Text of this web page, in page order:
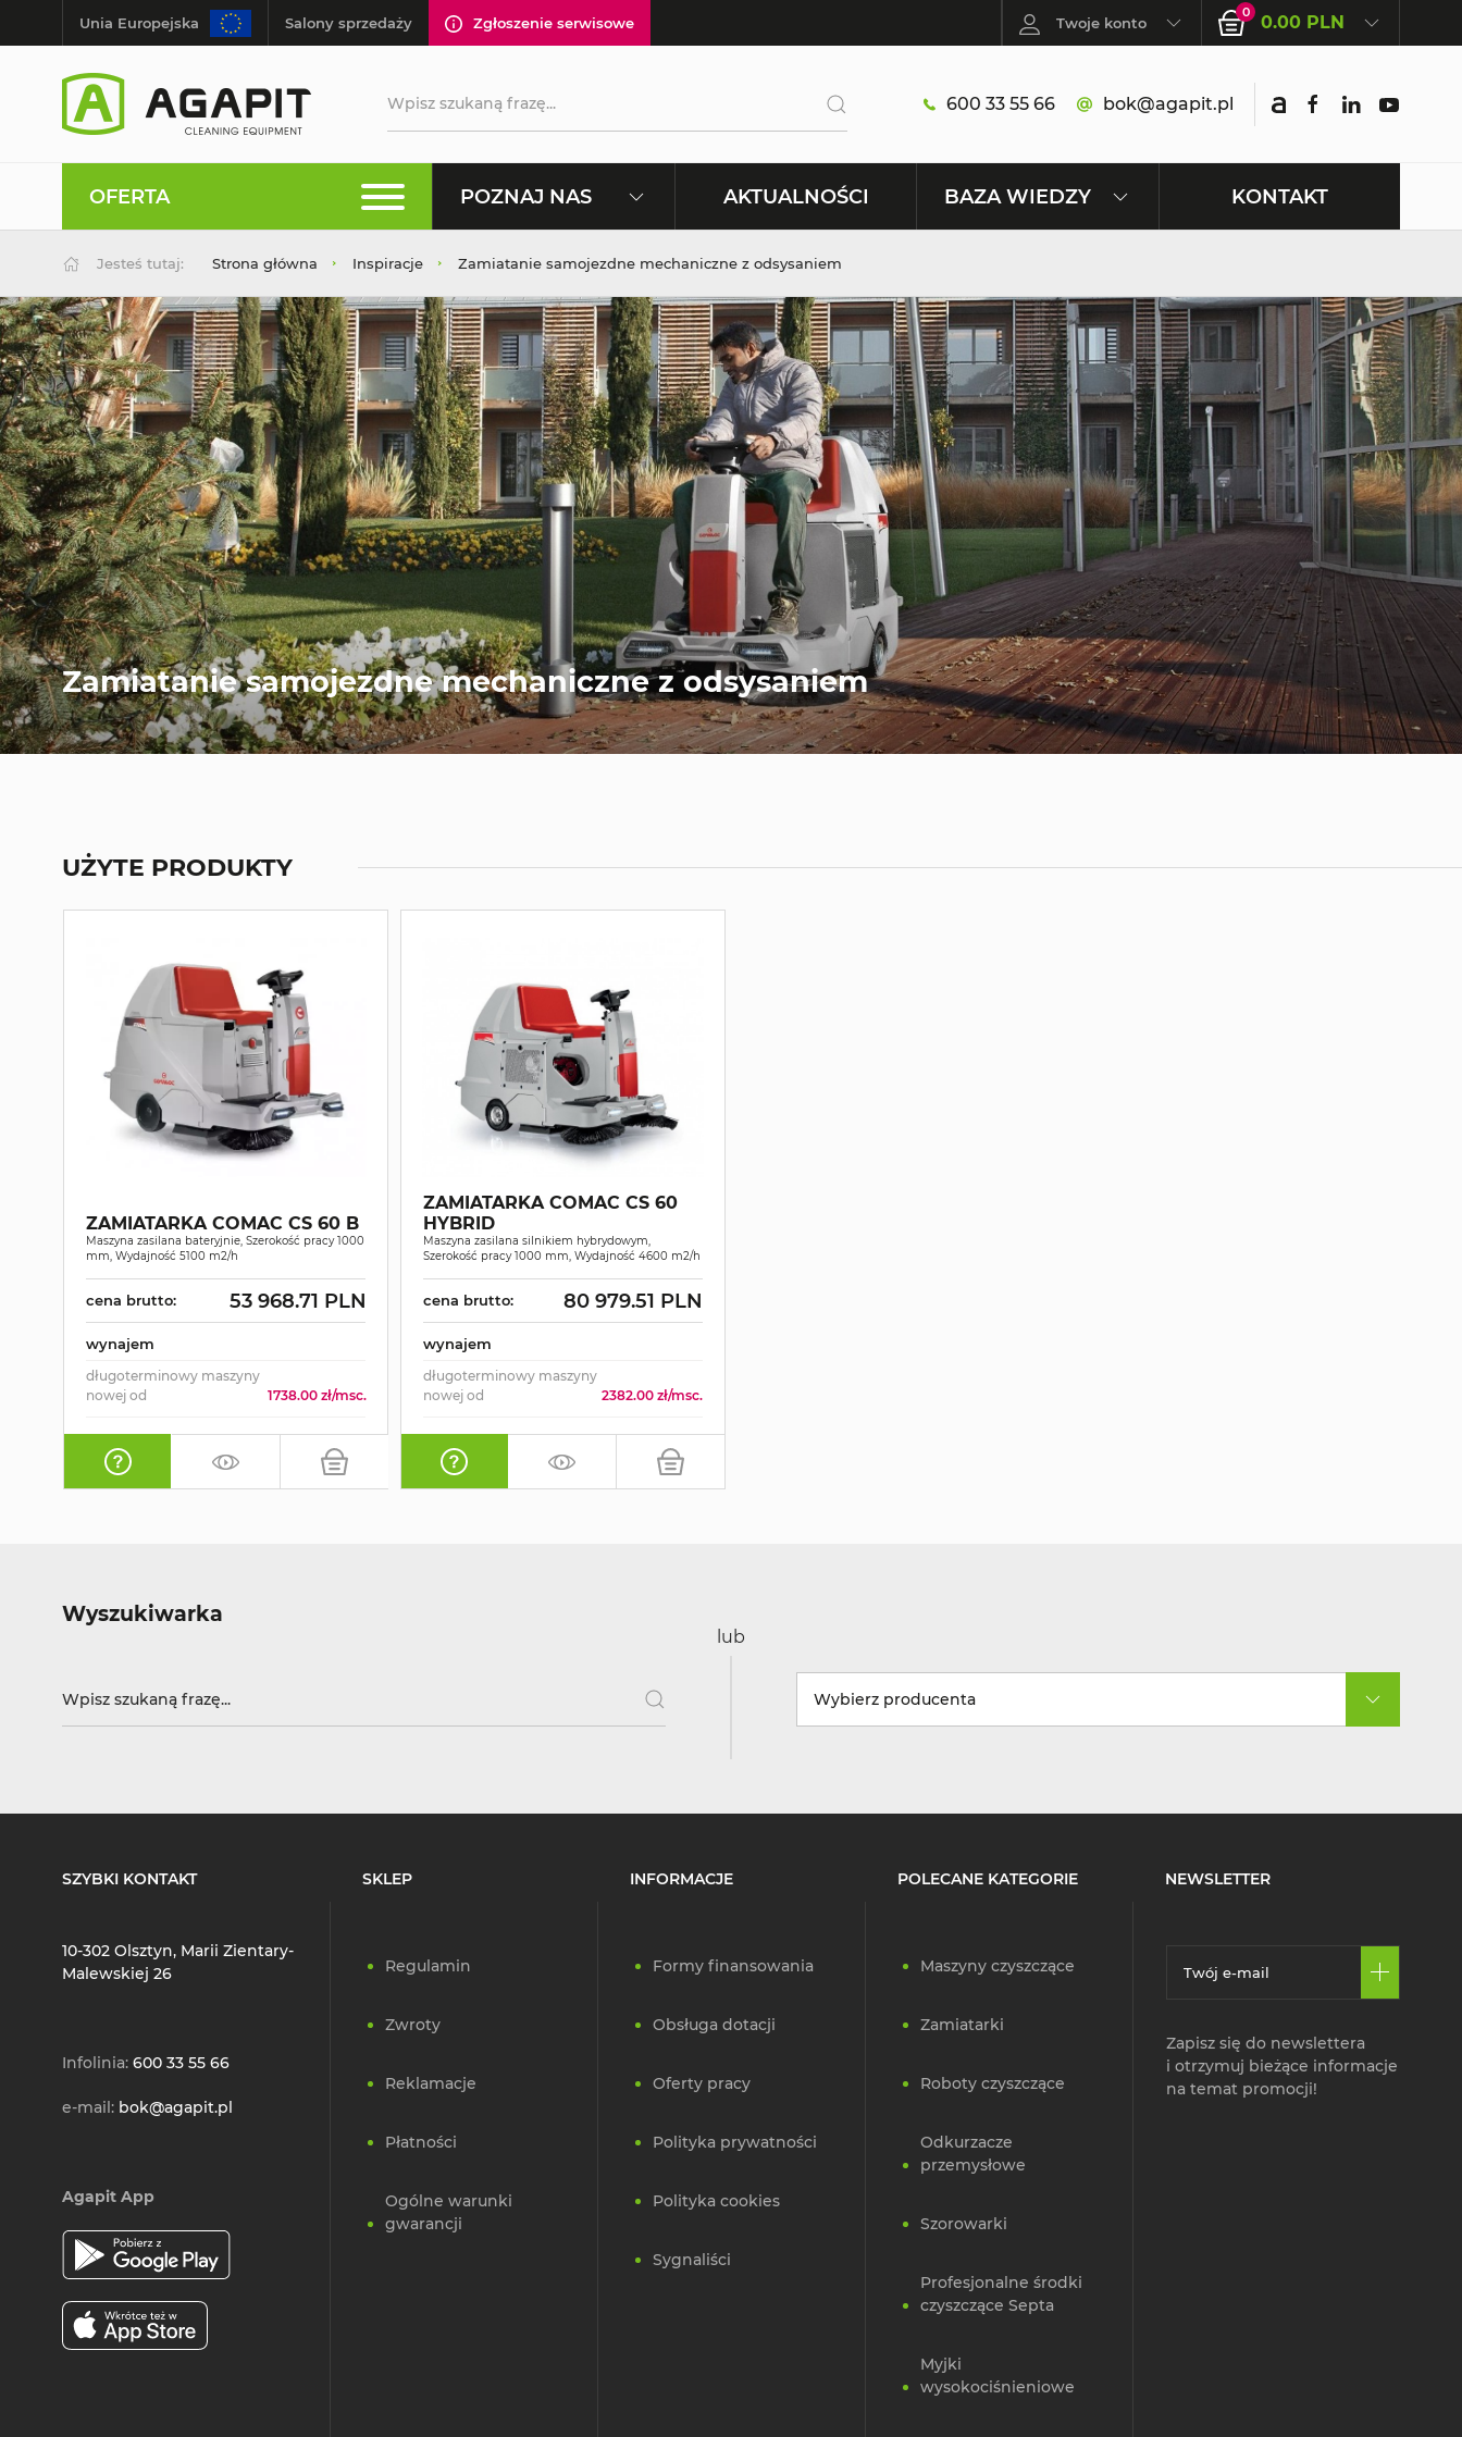
Unia Europejska Salony sprzedaży Zgłoszenie serwisowe Twoje konto
0 0.00 PLN
600 33 55 66 bok@agapit.pl
OFERTA POZNAJ NAS AKTUALNOŚCI BAZA WIEDZY KONTAKT
Jesteś tutaj: Strona główna Inspiracje Zamiatanie samojezdne mechaniczne z odsysaniem
Zamiatanie samojezdne mechaniczne z odsysaniem
UŻYTE PRODUKTY
ZAMIATARKA COMAC CS 60 B
Maszyna zasilana bateryjnie, Szerokość pracy 1000
mm, Wydajność 5100 m2/h
cena brutto: 53 968.71 PLN
wynajem
długoterminowy maszyny
nowej od
1738.00 zł/msc.
ZAMIATARKA COMAC CS 60
HYBRID
Maszyna zasilana silnikiem hybrydowym,
Szerokość pracy 1000 mm, Wydajność 4600 m2/h
cena brutto: 80 979.51 PLN
wynajem
długoterminowy maszyny
nowej od
2382.00 zł/msc.
Wyszukiwarka
lub
Wybierz producenta
SZYBKI KONTAKT
10-302 Olsztyn, Marii Zientary-
Malewskiej 26
Infolinia: 600 33 55 66
e-mail: bok@agapit.pl
Agapit App
SKLEP
Regulamin
Zwroty
Reklamacje
Płatności
Ogólne warunki
gwarancji
INFORMACJE
Formy finansowania
Obsługa dotacji
Oferty pracy
Polityka prywatności
Polityka cookies
Sygnaliści
POLECANE KATEGORIE
Maszyny czyszczące
Zamiatarki
Roboty czyszczące
Odkurzacze
przemysłowe
Szorowarki
Profesjonalne środki
czyszczące Septa
Myjki
wysokociśnieniowe
NEWSLETTER
Zapisz się do newslettera
i otrzymuj bieżące informacje
na temat promocji!